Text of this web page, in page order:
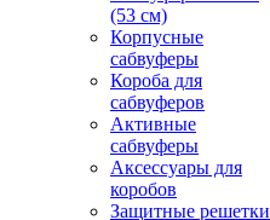
(53 см)
Корпусные
сабвуферы
Короба для
сабвуферов
Активные
сабвуферы
Аксессуары для
коробов
Защитные решетки